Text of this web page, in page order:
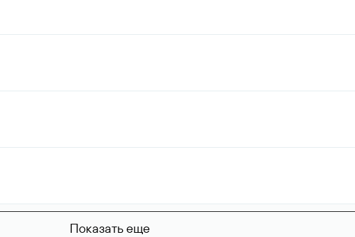
Показать еще